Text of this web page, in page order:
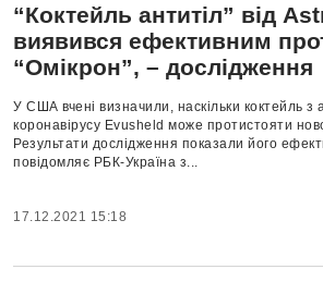
“Коктейль антитіл” від
виявився ефективним
“Омікрон”, – дослідження
У США вчені визначили, наскільки коктейль з
коронавірусу Evusheld може протистояти
Результати дослідження показали його
повідомляє РБК-Україна з...
17.12.2021 15:18